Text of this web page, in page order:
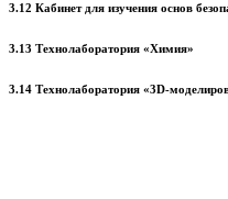
3.12 Кабинет для изучения основ
3.13 Технолаборатория «Химия»
3.14 Технолаборатория «3D-